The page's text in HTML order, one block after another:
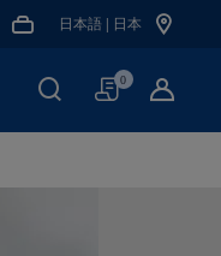
日本語 | 日本
買
0